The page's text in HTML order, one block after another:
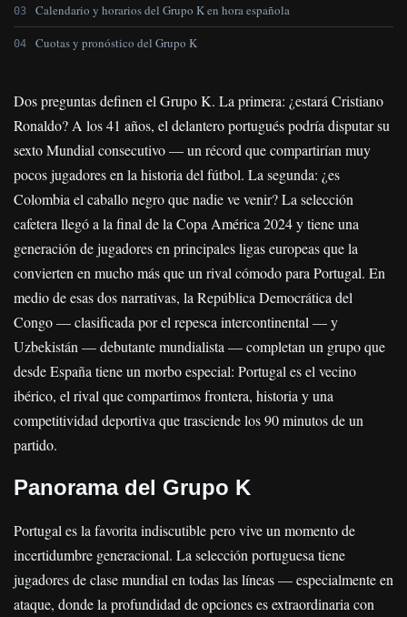
Calendario y horarios del Grupo K en hora española
Cuotas y pronóstico del Grupo K
Dos preguntas definen el Grupo K. La primera: ¿estará Cristiano
Ronaldo? A los 41 años, el delantero portugués podría disputar su
sexto Mundial consecutivo — un récord que compartirían muy
pocos jugadores en la historia del fútbol. La segunda: ¿es
Colombia el caballo negro que nadie ve venir? La selección
cafetera llegó a la final de la Copa América 2024 y tiene una
generación de jugadores en principales ligas europeas que la
convierten en mucho más que un rival cómodo para Portugal. En
medio de esas dos narrativas, la República Democrática del
Congo — clasificada por el repesca intercontinental — y
Uzbekistán — debutante mundialista — completan un grupo que
desde España tiene un morbo especial: Portugal es el vecino
ibérico, el rival que compartimos frontera, historia y una
competitividad deportiva que trasciende los 90 minutos de un
partido.
Panorama del Grupo K
Portugal es la favorita indiscutible pero vive un momento de
incertidumbre generacional. La selección portuguesa tiene
jugadores de clase mundial en todas las líneas — especialmente en
ataque, donde la profundidad de opciones es extraordinaria con